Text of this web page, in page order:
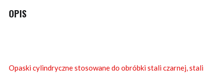
OPIS
Opaski cylindryczne stosowane do obróbki stali czarnej, stali